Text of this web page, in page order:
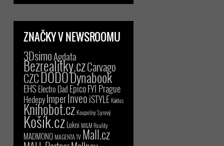
ZNAČKY V NEWSROOMU
3DsimoAgdata
Bezrealitky.czCarvago
CZCDODODynabook
EHSElectro Dad EpicoFYI Prague
HedepyImperInveoiSTYLE Kaktus
Knihobot.czKoupelny Syrový
Košík.czLokni M&M Reality
MADMONQMAGENTA TV Mall.cz